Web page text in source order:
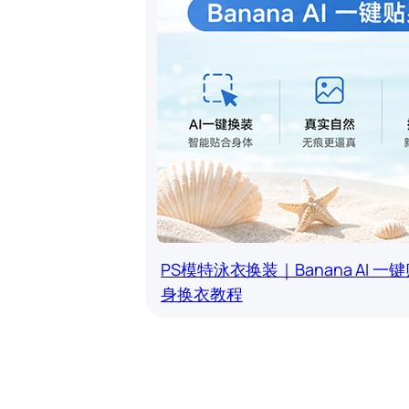
PS模特泳衣换装｜Banana AI 一
身换衣教程